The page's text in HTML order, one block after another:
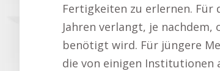
Fertigkeiten zu erlernen.
Jahren verlangt, je
benötigt wird. Für jüngere
die von einigen Institutionen